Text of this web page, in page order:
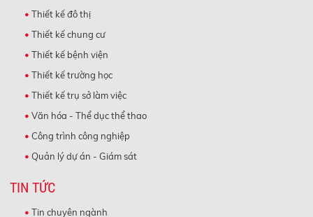
Thiết kế đô thị
Thiết kế chung cư
Thiết kế bệnh viện
Thiết kế trường học
Thiết kế trụ sở làm việc
Văn hóa - Thể dục thể thao
Công trình công nghiệp
Quản lý dự án - Giám sát
TIN TỨC
Tin chuyên ngành